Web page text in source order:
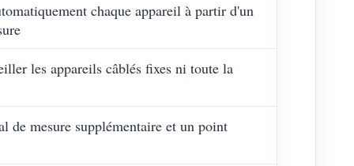
chaque appareil à partir d'un
les appareils câblés fixes ni toute la
de mesure supplémentaire et un point